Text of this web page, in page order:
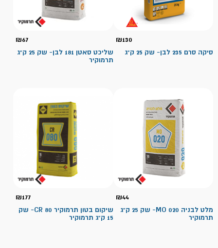
₪130
סיקה סרם 235 לבן- שק 25 ק"ג
₪67
שליכט סאטן 181 לבן- שק 25 ק"ג
תרמוקיר
₪44
מלט לבניה MO 020- שק 25 ק"ג
תרמוקיר
₪177
שיקום בטון תרמוקיר CR 80- שק
15 ק"ג תרמוקיר